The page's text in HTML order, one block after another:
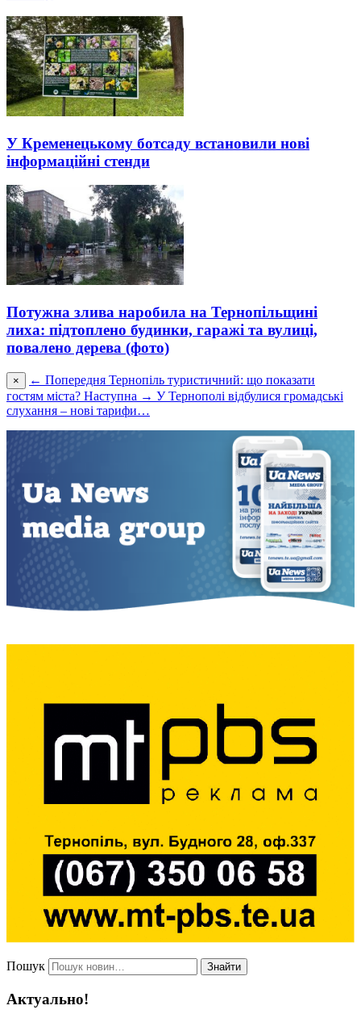
У Кременецькому ботсаду встановили нові
інформаційні стенди
Потужна злива наробила на Тернопільщині
лиха: підтоплено будинки, гаражі та вулиці,
повалено дерева (фото)
× ← Попередня Тернопіль туристичний: що показати
гостям міста? Наступна → У Тернополі відбулися громадські
слухання – нові тарифи…
Пошук Знайти
Актуально!